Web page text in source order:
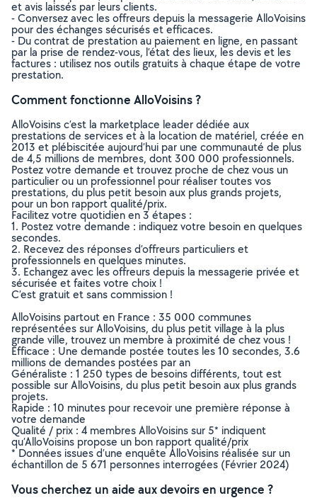
et avis laissés par leurs clients.
- Conversez avec les offreurs depuis la messagerie AlloVoisins
pour des échanges sécurisés et efficaces.
- Du contrat de prestation au paiement en ligne, en passant
par la prise de rendez-vous, l’état des lieux, les devis et les
factures : utilisez nos outils gratuits à chaque étape de votre
prestation.
Comment fonctionne AlloVoisins ?
AlloVoisins c’est la marketplace leader dédiée aux
prestations de services et à la location de matériel, créée en
2013 et plébiscitée aujourd’hui par une communauté de plus
de 4,5 millions de membres, dont 300 000 professionnels.
Postez votre demande et trouvez proche de chez vous un
particulier ou un professionnel pour réaliser toutes vos
prestations, du plus petit besoin aux plus grands projets,
pour un bon rapport qualité/prix.
Facilitez votre quotidien en 3 étapes :
1. Postez votre demande : indiquez votre besoin en quelques
secondes.
2. Recevez des réponses d’offreurs particuliers et
professionnels en quelques minutes.
3. Echangez avec les offreurs depuis la messagerie privée et
sécurisée et faites votre choix !
C’est gratuit et sans commission !
AlloVoisins partout en France : 35 000 communes
représentées sur AlloVoisins, du plus petit village à la plus
grande ville, trouvez un membre à proximité de chez vous !
Efficace : Une demande postée toutes les 10 secondes, 3.6
millions de demandes postées par an
Généraliste : 1 250 types de besoins différents, tout est
possible sur AlloVoisins, du plus petit besoin aux plus grands
projets.
Rapide : 10 minutes pour recevoir une première réponse à
votre demande
Qualité / prix : 4 membres AlloVoisins sur 5* indiquent
qu’AlloVoisins propose un bon rapport qualité/prix
* Données issues d’une enquête AlloVoisins réalisée sur un
échantillon de 5 671 personnes interrogées (Février 2024)
Vous cherchez un aide aux devoirs en urgence ?